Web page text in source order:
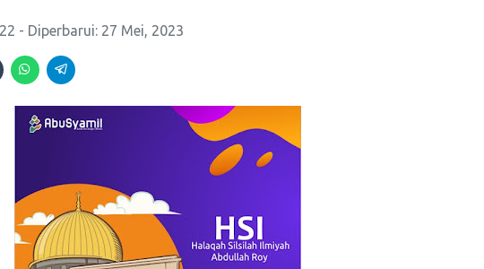
- Diperbarui: 27 Mei, 2023